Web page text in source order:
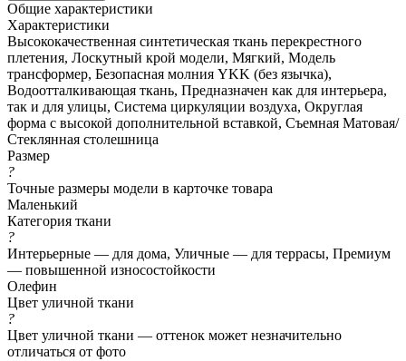
Общие характеристики
Характеристики
Высококачественная синтетическая ткань перекрестного
плетения, Лоскутный крой модели, Мягкий, Модель
трансформер, Безопасная молния YKK (без язычка),
Водоотталкивающая ткань, Предназначен как для интерьера,
так и для улицы, Система циркуляции воздуха, Округлая
форма с высокой дополнительной вставкой, Съемная Матовая/
Стеклянная столешница
Размер
?
Точные размеры модели в карточке товара
Маленький
Категория ткани
?
Интерьерные — для дома, Уличные — для террасы, Премиум
— повышенной износостойкости
Олефин
Цвет уличной ткани
?
Цвет уличной ткани — оттенок может незначительно
отличаться от фото